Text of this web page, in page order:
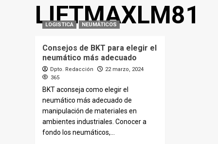
LIFTMAXLM81
LOGISTICA NEUMÁTICOS
Consejos de BKT para elegir el
neumático más adecuado
Dpto. Redacción
22 marzo, 2024
365
BKT aconseja como elegir el
neumático más adecuado de
manipulación de materiales en
ambientes industriales. Conocer a
fondo los neumáticos,...